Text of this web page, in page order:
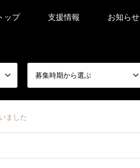
ップ 支援情報 お知らせ
募集時期から選ぶ
ました